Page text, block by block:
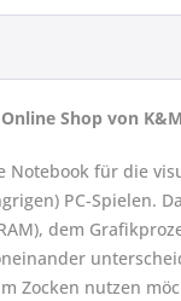
Shop von
Notebook für die
PC-Spielen.
dem
Zocken nutzen